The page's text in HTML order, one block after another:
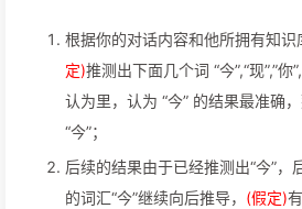
根据你的对话内容和他所拥有知识
定)推测出下面几个词 “今”,“现”,”
认为里，认为 “今” 的结果最准确
“今”；
后续的结果由于已经推测出“今”，
的词汇“今”继续向后推导， (假定)